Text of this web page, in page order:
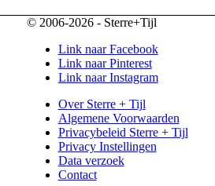
© 2006-2026 - Sterre+Tijl
Link naar Facebook
Link naar Pinterest
Link naar Instagram
Over Sterre + Tijl
Algemene Voorwaarden
Privacybeleid Sterre + Tijl
Privacy Instellingen
Data verzoek
Contact